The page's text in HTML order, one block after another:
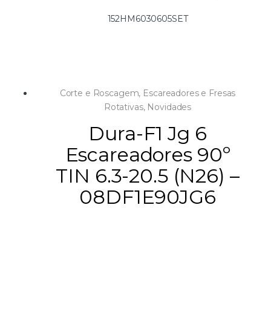
gama de ferramentas elétricas, tais como berbequins
operador.
152HM6030605SET
Corte e Roscagem, Escareadores e Fresas
Rotativas, Novidades
Dura-F1 Jg 6
Escareadores 90º
TIN 6.3-20.5 (N26) –
08DF1E90JG6